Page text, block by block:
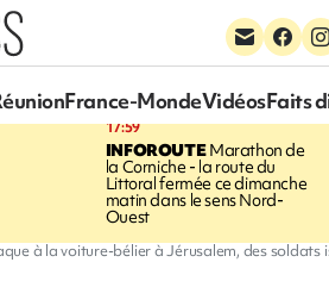
France-MondeVidéosFaits
17:59
INFOROUTEMarathon de
la Corniche - la route du
Littoral fermée ce dimanche
matin dans le sens Nord-
Ouest
à la voiture-bélier à Jérusalem, des soldats